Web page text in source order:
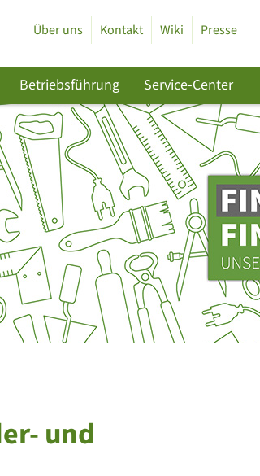
Über uns Kontakt Wiki Presse
Betriebsführung Service-Center
und